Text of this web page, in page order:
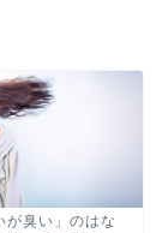
が臭い」のはな